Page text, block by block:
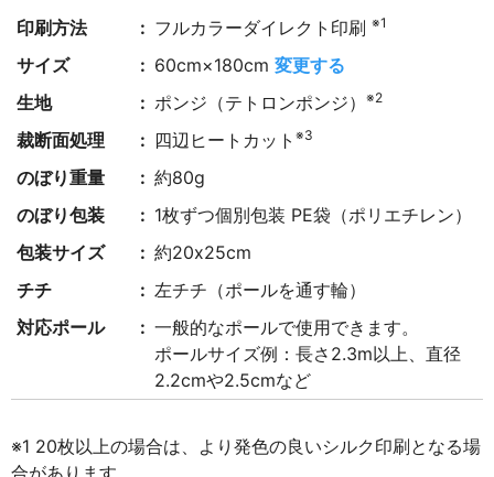
印刷方法 フルカラーダイレクト印刷※1
サイズ 60cm×180cm変更する
生地
ポンジ（テトロンポンジ）※2
裁断面処理 四辺ヒートカット※3
のぼり重量
約80g
のぼり包装
1枚ずつ個別包装 PE袋（ポリエチレン）
包装サイズ
約20x25cm
チチ
左チチ（ポールを通す輪）
対応ポール
一般的なポールで使用できます。
ポールサイズ例：長さ2.3m以上、直径
2.2cmや2.5cmなど
※1 20枚以上の場合は、より発色の良いシルク印刷となる場
合があります。